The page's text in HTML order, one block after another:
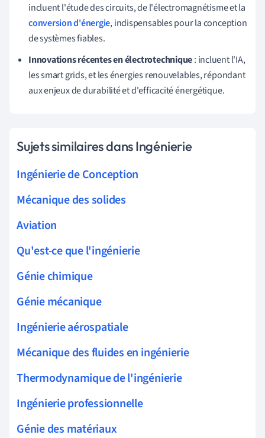
incluent l'étude des circuits, de l'électromagnétisme et la
conversion d'énergie, indispensables pour la conception
de systèmes fiables.
Innovations récentes en électrotechnique: incluent l'IA,
les smart grids, et les énergies renouvelables, répondant
aux enjeux de durabilité et d'efficacité énergétique.
Sujets similaires dans Ingénierie
Ingénierie de Conception
Mécanique des solides
Aviation
Qu'est-ce que l'ingénierie
Génie chimique
Génie mécanique
Ingénierie aérospatiale
Mécanique des fluides en ingénierie
Thermodynamique de l'ingénierie
Ingénierie professionnelle
Génie des matériaux